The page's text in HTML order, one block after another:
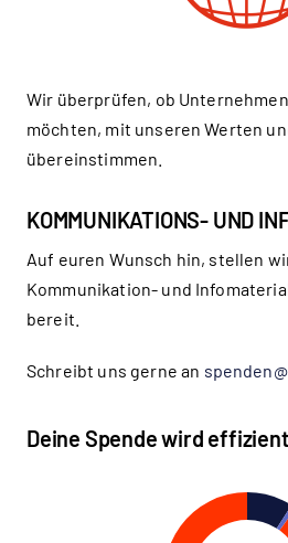
Wir überprüfen, ob
möchten, mit unseren Werten
übereinstimmen.
KOMMUNIKATIONS- UND
Auf euren Wunsch hin, stellen
Kommunikation- und
bereit.
Schreibt uns gerne an
Deine Spende wird